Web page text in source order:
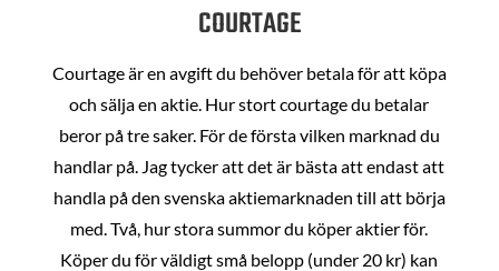
COURTAGE
Courtage är en avgift du behöver betala för att köpa
och sälja en aktie. Hur stort courtage du betalar
beror på tre saker. För de första vilken marknad du
handlar på. Jag tycker att det är bästa att endast att
handla på den svenska aktiemarknaden till att börja
med. Två, hur stora summor du köper aktier för.
Köper du för väldigt små belopp (under 20 kr) kan